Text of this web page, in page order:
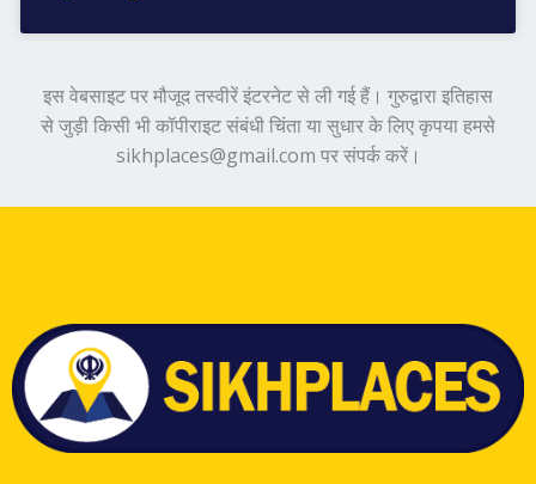
इस वेबसाइट पर मौजूद तस्वीरें इंटरनेट से ली गई हैं। गुरुद्वारा इतिहास
से जुड़ी किसी भी कॉपीराइट संबंधी चिंता या सुधार के लिए कृपया हमसे
sikhplaces@gmail.com पर संपर्क करें।